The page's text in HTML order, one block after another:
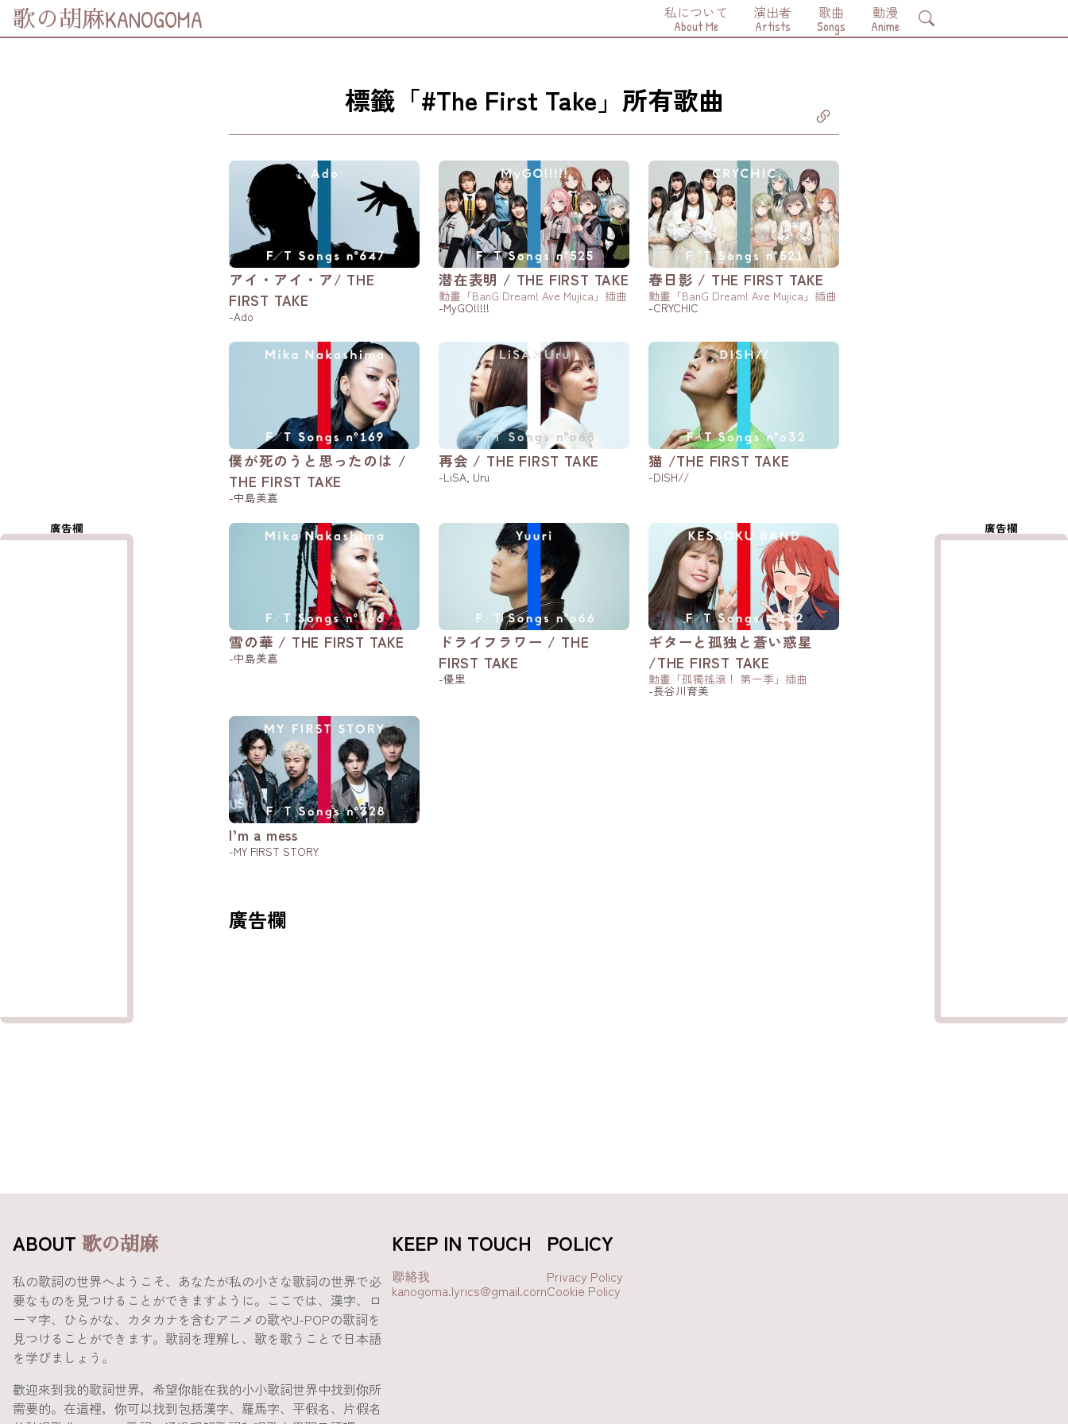
歌の胡麻KANOGOMA 私について
About Me
演出者
Artists
歌曲
Songs
動漫
Anime
Search
標籤「#The First Take」所有歌曲
(Twitter)
Whatsapp
アイ・アイ・ア/ THE
FIRST TAKE
-Ado
潜在表明 / THE FIRST TAKE
動畫「BanG Dream! Ave Mujica」插曲
-MyGO!!!!!
春日影 / THE FIRST TAKE
動畫「BanG Dream! Ave Mujica」插曲
-CRYCHIC
僕が死のうと思ったのは /
THE FIRST TAKE
-中島美嘉
再会 / THE FIRST TAKE
-LiSA, Uru
猫 /THE FIRST TAKE
-DISH//
雪の華 / THE FIRST TAKE
-中島美嘉
ドライフラワー / THE
FIRST TAKE
-優里
ギターと孤独と蒼い惑星
/THE FIRST TAKE
動畫「孤獨搖滾！ 第一季」插曲
-長谷川育美
I’m a mess
-MY FIRST STORY
廣告欄
廣告欄 廣告欄
ABOUT 歌の胡麻
私の歌詞の世界へようこそ、あなたが私の小さな歌詞の世界で必
要なものを見つけることができますように。ここでは、漢字、ロ
ーマ字、ひらがな、カタカナを含むアニメの歌やJ-POPの歌詞を
見つけることができます。歌詞を理解し、歌を歌うことで日本語
を学びましょう。
歡迎來到我的歌詞世界，希望你能在我的小小歌詞世界中找到你所
需要的。在這裡，你可以找到包括漢字、羅馬字、平假名、片假名
KEEP IN TOUCH
聯絡我
kanogoma.lyrics@gmail.com
POLICY
Privacy Policy
Cookie Policy